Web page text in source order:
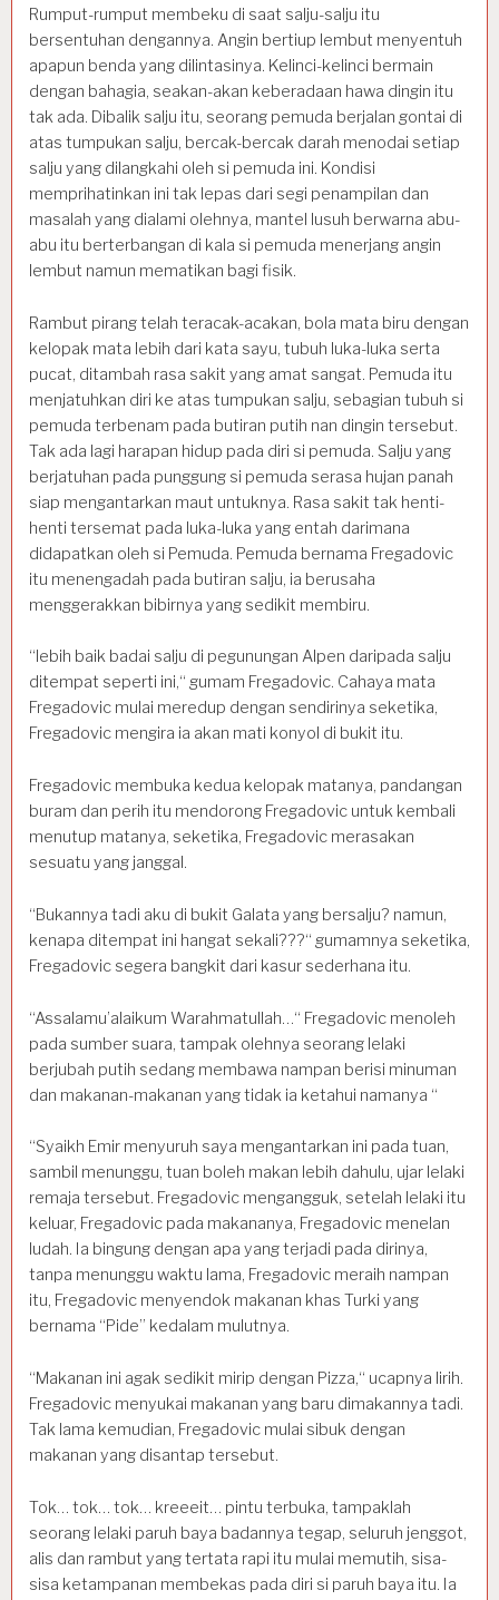
Rumput-rumput membeku di saat salju-salju itu
bersentuhan dengannya. Angin bertiup lembut menyentuh
apapun benda yang dilintasinya. Kelinci-kelinci bermain
dengan bahagia, seakan-akan keberadaan hawa dingin itu
tak ada. Dibalik salju itu, seorang pemuda berjalan gontai di
atas tumpukan salju, bercak-bercak darah menodai setiap
salju yang dilangkahi oleh si pemuda ini. Kondisi
memprihatinkan ini tak lepas dari segi penampilan dan
masalah yang dialami olehnya, mantel lusuh berwarna abu-
abu itu berterbangan di kala si pemuda menerjang angin
lembut namun mematikan bagi fisik.
Rambut pirang telah teracak-acakan, bola mata biru dengan
kelopak mata lebih dari kata sayu, tubuh luka-luka serta
pucat, ditambah rasa sakit yang amat sangat. Pemuda itu
menjatuhkan diri ke atas tumpukan salju, sebagian tubuh si
pemuda terbenam pada butiran putih nan dingin tersebut.
Tak ada lagi harapan hidup pada diri si pemuda. Salju yang
berjatuhan pada punggung si pemuda serasa hujan panah
siap mengantarkan maut untuknya. Rasa sakit tak henti-
henti tersemat pada luka-luka yang entah darimana
didapatkan oleh si Pemuda. Pemuda bernama Fregadovic
itu menengadah pada butiran salju, ia berusaha
menggerakkan bibirnya yang sedikit membiru.
“lebih baik badai salju di pegunungan Alpen daripada salju
ditempat seperti ini,“ gumam Fregadovic. Cahaya mata
Fregadovic mulai meredup dengan sendirinya seketika,
Fregadovic mengira ia akan mati konyol di bukit itu.
Fregadovic membuka kedua kelopak matanya, pandangan
buram dan perih itu mendorong Fregadovic untuk kembali
menutup matanya, seketika, Fregadovic merasakan
sesuatu yang janggal.
“Bukannya tadi aku di bukit Galata yang bersalju? namun,
kenapa ditempat ini hangat sekali???“ gumamnya seketika,
Fregadovic segera bangkit dari kasur sederhana itu.
“Assalamu’alaikum Warahmatullah…“ Fregadovic menoleh
pada sumber suara, tampak olehnya seorang lelaki
berjubah putih sedang membawa nampan berisi minuman
dan makanan-makanan yang tidak ia ketahui namanya “
“Syaikh Emir menyuruh saya mengantarkan ini pada tuan,
sambil menunggu, tuan boleh makan lebih dahulu, ujar lelaki
remaja tersebut. Fregadovic mengangguk, setelah lelaki itu
keluar, Fregadovic pada makananya, Fregadovic menelan
ludah. Ia bingung dengan apa yang terjadi pada dirinya,
tanpa menunggu waktu lama, Fregadovic meraih nampan
itu, Fregadovic menyendok makanan khas Turki yang
bernama “Pide” kedalam mulutnya.
“Makanan ini agak sedikit mirip dengan Pizza,“ ucapnya lirih.
Fregadovic menyukai makanan yang baru dimakannya tadi.
Tak lama kemudian, Fregadovic mulai sibuk dengan
makanan yang disantap tersebut.
Tok… tok… tok… kreeeit… pintu terbuka, tampaklah
seorang lelaki paruh baya badannya tegap, seluruh jenggot,
alis dan rambut yang tertata rapi itu mulai memutih, sisa-
sisa ketampanan membekas pada diri si paruh baya itu. Ia